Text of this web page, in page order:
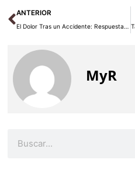
Ant
ANTERIOR
El Dolor Tras un Accidente: Respuesta Demorada a Lesiones Menores
MyR